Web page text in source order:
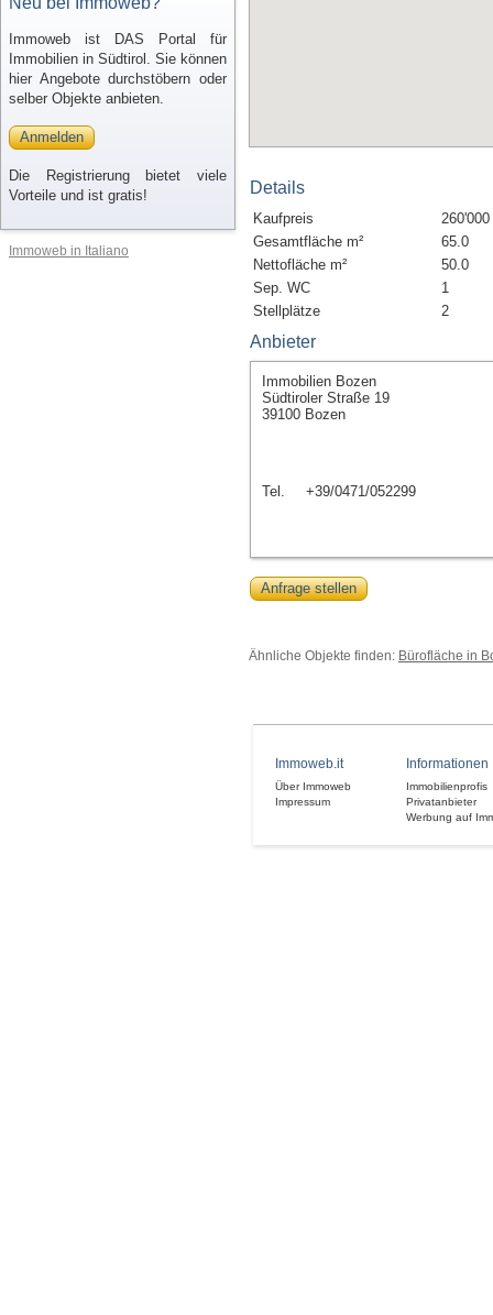
Immoweb ist DAS Portal für
Immobilien in Südtirol. Sie können
hier Angebote durchstöbern oder
selber Objekte anbieten.
Anmelden
Die Registrierung bietet viele
Vorteile und ist gratis!
Immoweb in Italiano
Details
Kaufpreis
260'000
Gesamtfläche m²
65.0
Nettofläche m²
50.0
Sep. WC
1
Stellplätze
2
Anbieter
Immobilien Bozen
Südtiroler Straße 19
39100 Bozen
Tel. +39/0471/052299
Anfrage stellen
Ähnliche Objekte finden: Bürofläche in
Immoweb.it
Über Immoweb
Impressum
Informationen
Immobilienprofis
Privatanbieter
Werbung auf